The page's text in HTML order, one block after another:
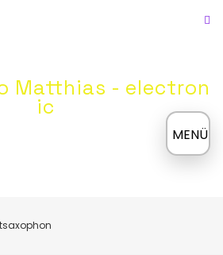
Matthias - electron
ic
≡
MENÜ